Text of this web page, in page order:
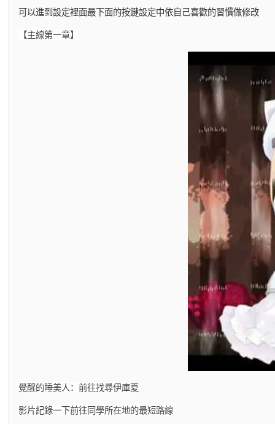
可以進到設定裡面最下面的按鍵設定中依自己喜歡的習慣做修改
【主線第一章】
覺醒的睡美人：前往找尋伊庫夏
影片紀錄一下前往同學所在地的最短路線